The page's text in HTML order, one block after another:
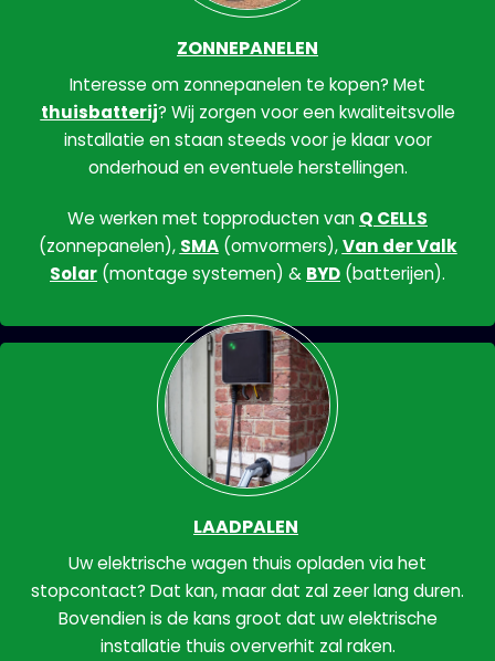
ZONNEPANELEN
Interesse om zonnepanelen te kopen? Met
thuisbatterij? Wij zorgen voor een kwaliteitsvolle
installatie en staan steeds voor je klaar voor
onderhoud en eventuele herstellingen.
We werken met topproducten van Q CELLS
(zonnepanelen), SMA(omvormers),Van der Valk
Solar (montage systemen) & BYD (batterijen).
LAADPALEN
Uw elektrische wagen thuis opladen via het
stopcontact? Dat kan, maar dat zal zeer lang duren.
Bovendien is de kans groot dat uw elektrische
installatie thuis oververhit zal raken.